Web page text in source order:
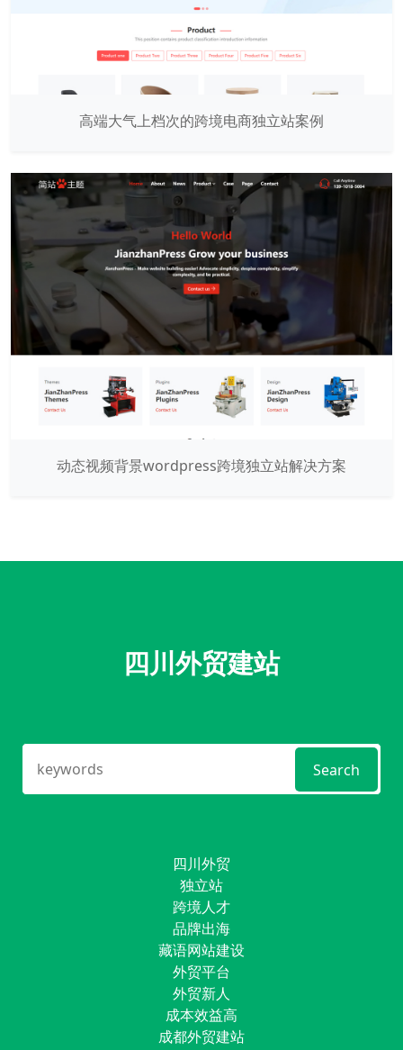
高端大气上档次的跨境电商独立站案例
动态视频背景wordpress跨境独立站解决方案
四川外贸建站
Search
四川外贸
独立站
跨境人才
品牌出海
藏语网站建设
外贸平台
外贸新人
成本效益高
成都外贸建站